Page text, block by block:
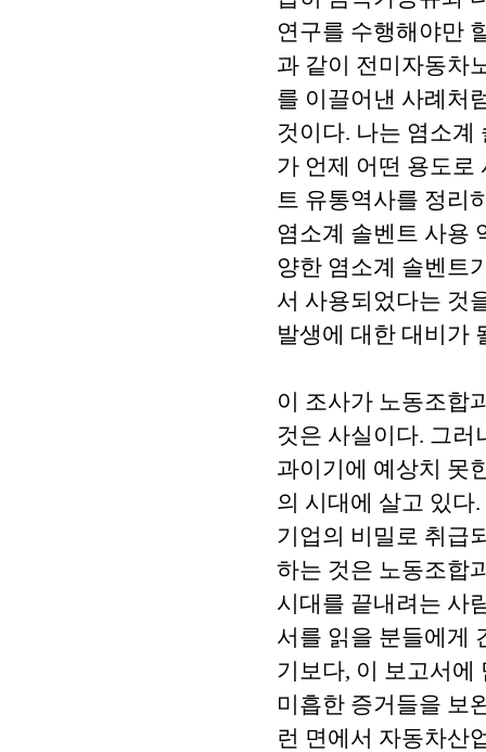
연구를 수행해야만
과 같이 전미자동차
를 이끌어낸 사례처
것이다. 나는 염소계
가 언제 어떤 용도로
트 유통역사를 정리
염소계 솔벤트 사용
양한 염소계 솔벤트
서 사용되었다는 것
발생에 대한 대비가
이 조사가 노동조합
것은 사실이다. 그러
과이기에 예상치 못
의 시대에 살고 있다
기업의 비밀로 취급
하는 것은 노동조합
시대를 끝내려는 사
서를 읽을 분들에게
기보다, 이 보고서에
미흡한 증거들을 보
런 면에서 자동차산